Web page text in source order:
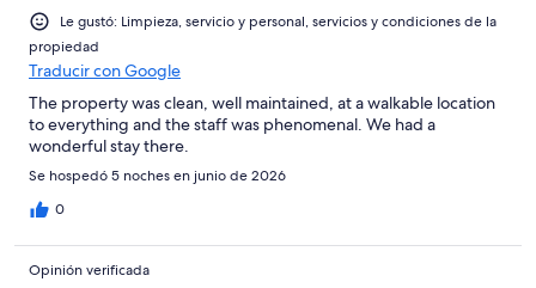
Le gustó: Limpieza, servicio y personal, servicios y condiciones de la
propiedad
Traducir con Google
The property was clean, well maintained, at a walkable location
to everything and the staff was phenomenal. We had a
wonderful stay there.
Se hospedó 5 noches en junio de 2026
0
Opinión verificada